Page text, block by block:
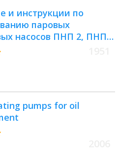
и инструкции по
паровых
насосов ПНП 2, ПНП
и
pumps for oil